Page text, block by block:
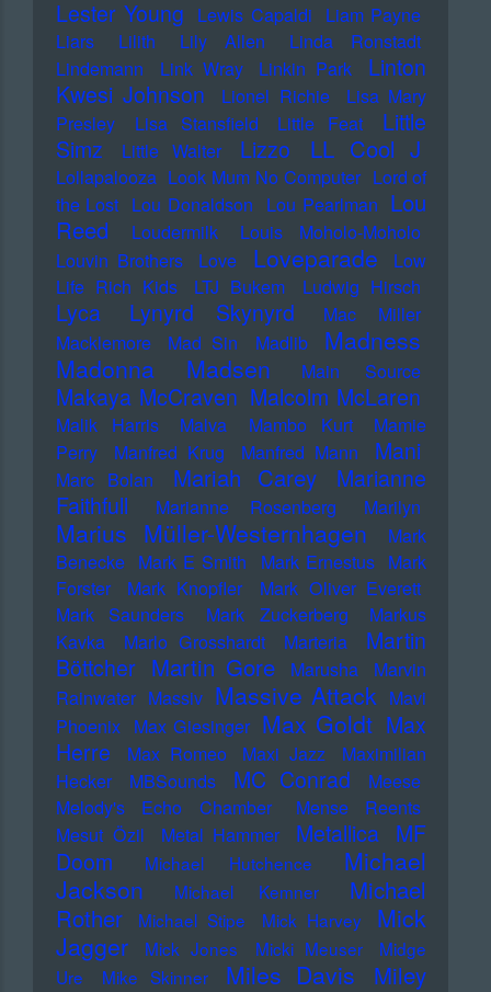
Lester Young Lewis Capaldi Liam Payne
Liars
Lilith Lily Allen
Linda Ronstadt
Lindemann
Link Wray Linkin Park
Linton
Kwesi Johnson
Lionel Richie
Lisa Mary
Presley
Lisa Stansfield Little Feat
Little
Simz
Little Walter Lizzo LL Cool J
Lollapalooza Look Mum No Computer Lord of
the Lost Lou Donaldson Lou Pearlman Lou
Reed
Loudermilk
Louis Moholo-Moholo
Louvin Brothers
Love Loveparade
Low
Life Rich Kids
LTJ Bukem Ludwig Hirsch
Lyca Lynyrd Skynyrd
Mac Miller
Macklemore
Mad Sin Madlib
Madness
Madonna
Madsen Main Source
Makaya McCraven Malcolm McLaren
Malik Harris Malva Mambo Kurt
Mamie
Perry
Manfred Krug Manfred Mann Mani
Marc Bolan Mariah Carey
Marianne
Faithfull
Marianne Rosenberg Marilyn
Marius Müller-Westernhagen
Mark
Benecke Mark E Smith Mark Ernestus Mark
Forster
Mark Knopfler
Mark Oliver Everett
Mark Saunders
Mark Zuckerberg
Markus
Kavka
Marlo Grosshardt Marteria
Martin
Böttcher Martin Gore Marusha
Marvin
Rainwater Massiv Massive Attack Mavi
Phoenix Max Giesinger Max Goldt Max
Herre
Max Romeo Maxi Jazz
Maximilian
Hecker
MBSounds MC Conrad
Meese
Melody's Echo Chamber
Mense Reents
Mesut Özil
Metal Hammer Metallica MF
Doom
Michael Hutchence
Michael
Jackson
Michael Kemner
Michael
Rother
Michael Stipe Mick Harvey
Mick
Jagger
Mick Jones Micki Meuser
Midge
Ure
Mike Skinner Miles Davis
Miley